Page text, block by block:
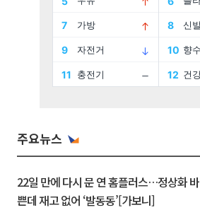
주요뉴스
22일 만에 다시 문 연 홈플러스…정상화 바
쁜데 재고 없어 ‘발동동’[가보니]